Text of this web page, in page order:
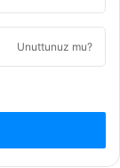
Unuttunuz mu?